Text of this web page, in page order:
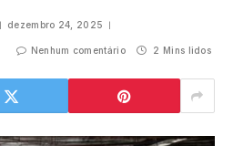
dezembro 24, 2025
Nenhum comentário 2 Mins lidos